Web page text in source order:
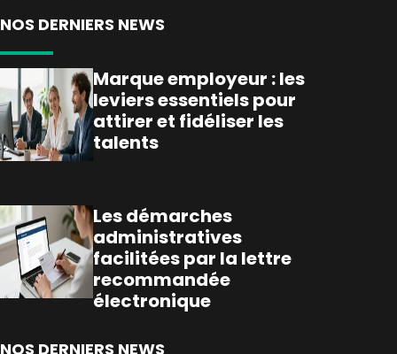
NOS DERNIERS NEWS
Marque employeur : les
leviers essentiels pour
attirer et fidéliser les
talents
Les démarches
administratives
facilitées par la lettre
recommandée
électronique
NOS DERNIERS NEWS